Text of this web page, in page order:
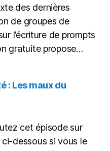
des dernières
de groupes de
l’écriture de prompts
gratuite propose…
: Les maux du
cet épisode sur
dessous si vous le